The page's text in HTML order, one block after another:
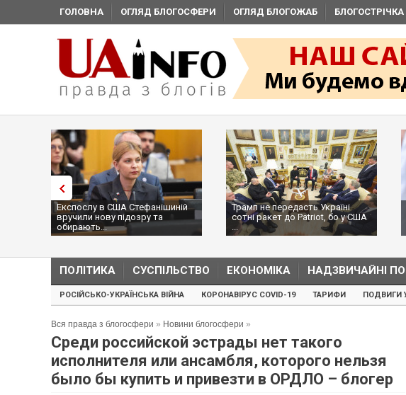
ГОЛОВНА ОГЛЯД БЛОГОСФЕРИ ОГЛЯД БЛОГОЖАБ БЛОГОСТРІЧКА
Експослу в США Стефанішиній
вручили нову підозру та
обирають...
Трамп не передасть Україні
сотні ракет до Patriot, бо у США
...
ПОЛІТИКА СУСПІЛЬСТВО ЕКОНОМІКА НАДЗВИЧАЙНІ
РОСІЙСЬКО-УКРАЇНСЬКА ВІЙНА КОРОНАВІРУС COVID-19 ТАРИФИ ПОДВИГИ
Вся правда з блогосфери » Новини блогосфери »
Среди российской эстрады нет такого
исполнителя или ансамбля, которого нельзя
было бы купить и привезти в ОРДЛО – блогер